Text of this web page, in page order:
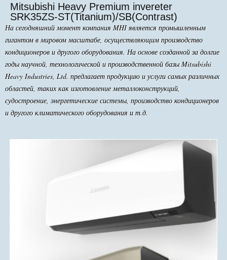
Mitsubishi Heavy Premium invereter
SRK35ZS-ST(Titanium)/SB(Contrast)
На сегодняшний момент компания MHI является промышленным
гигантом в мировом масштабе, осуществляющим производство
кондиционеров и другого оборудования. На основе созданной за долгие
годы научной, технологической и производственной базы Mitsubishi
Heavy Industries, Ltd. предлагает продукцию и услуги самых различных
областей, таких как изготовление металлоконструкций,
судостроение, энергетические системы, производство кондиционеров
и другого климатического оборудования и т.д.